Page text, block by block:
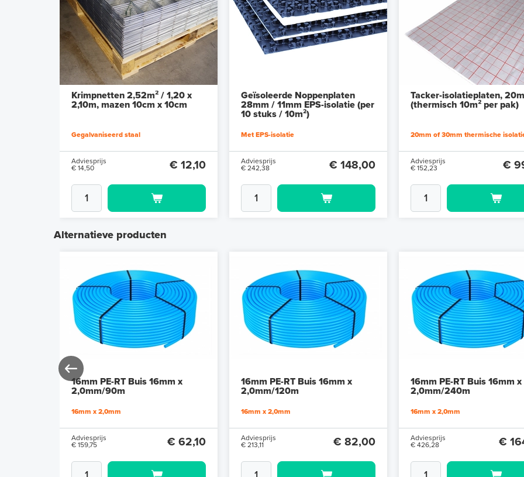
Krimpnetten 2,52m² / 1,20 x
2,10m, mazen 10cm x 10cm
Gegalvaniseerd staal
Adviesprijs
€ 14,50
€ 12,10
Geïsoleerde Noppenplaten
28mm / 11mm EPS-isolatie (per
10 stuks / 10m²)
Met EPS-isolatie
Adviesprijs
€ 242,38
€ 148,00
Tacker-isolatieplaten,
(thermisch 10m² per pak)
20mm of 30mm thermische
Adviesprijs
€ 152,23
€
Alternatieve producten
16mm PE-RT Buis 16mm x
2,0mm/90m
16mm x 2,0mm
Adviesprijs
€ 159,75
€ 62,10
16mm PE-RT Buis 16mm x
2,0mm/120m
16mm x 2,0mm
Adviesprijs
€ 213,11
€ 82,00
16mm PE-RT Buis 16mm x
2,0mm/240m
16mm x 2,0mm
Adviesprijs
€ 426,28
€